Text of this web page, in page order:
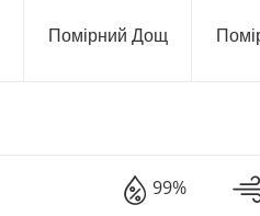
Помірний Дощ
99%